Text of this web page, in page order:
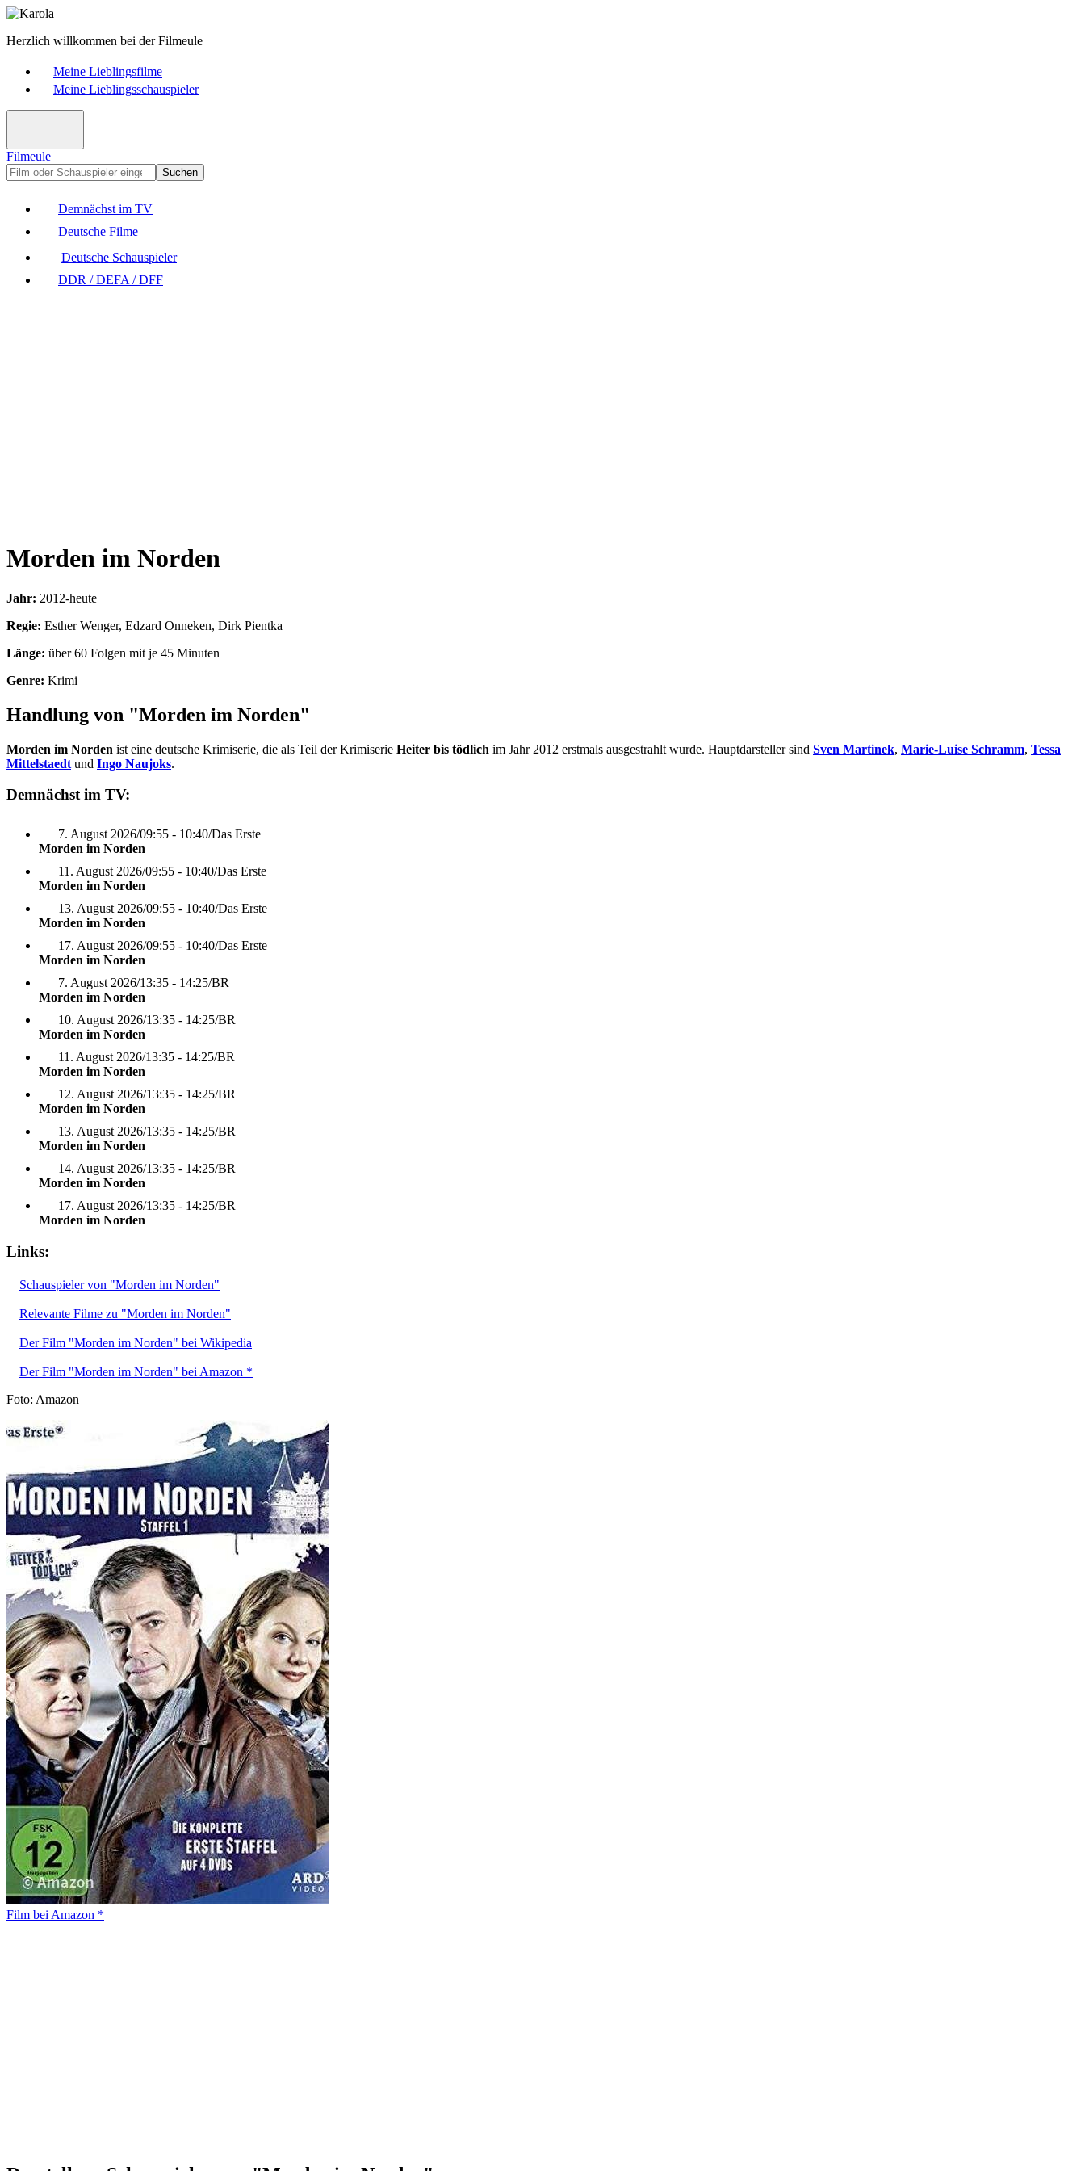
Herzlich willkommen bei der Filmeule
Meine Lieblingsfilme
Meine Lieblingsschauspieler
Filmeule
Suchen
Demnächst im TV
Deutsche Filme
Deutsche Schauspieler
DDR / DEFA / DFF
Morden im Norden
Jahr: 2012-heute
Regie: Esther Wenger, Edzard Onneken, Dirk Pientka
Länge: über 60 Folgen mit je 45 Minuten
Genre: Krimi
Handlung von "Morden im Norden"
Morden im Norden ist eine deutsche Krimiserie, die als Teil der Krimiserie Heiter bis tödlich im Jahr 2012 erstmals ausgestrahlt wurde. Hauptdarsteller sind Sven Martinek, Marie-Luise Schramm, Tessa
Mittelstaedt und Ingo Naujoks.
Demnächst im TV:
7. August 2026/09:55 - 10:40/Das Erste
Morden im Norden
11. August 2026/09:55 - 10:40/Das Erste
Morden im Norden
13. August 2026/09:55 - 10:40/Das Erste
Morden im Norden
17. August 2026/09:55 - 10:40/Das Erste
Morden im Norden
7. August 2026/13:35 - 14:25/BR
Morden im Norden
10. August 2026/13:35 - 14:25/BR
Morden im Norden
11. August 2026/13:35 - 14:25/BR
Morden im Norden
12. August 2026/13:35 - 14:25/BR
Morden im Norden
13. August 2026/13:35 - 14:25/BR
Morden im Norden
14. August 2026/13:35 - 14:25/BR
Morden im Norden
17. August 2026/13:35 - 14:25/BR
Morden im Norden
Links:
Schauspieler von "Morden im Norden"
Relevante Filme zu "Morden im Norden"
Der Film "Morden im Norden" bei Wikipedia
Der Film "Morden im Norden" bei Amazon *
Foto: Amazon
Film bei Amazon *